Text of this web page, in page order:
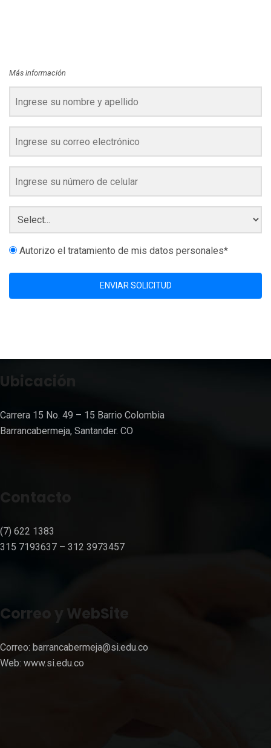
Más información
Autorizo el tratamiento de mis datos personales*
ENVIAR SOLICITUD
Ubicación
Carrera 15 No. 49 – 15 Barrio Colombia
Barrancabermeja, Santander. CO
Contacto
(7) 622 1383
315 7193637 – 312 3973457⁣⁣
Correo y WebSite
Correo: barrancabermeja@si.edu.co
Web: www.si.edu.co